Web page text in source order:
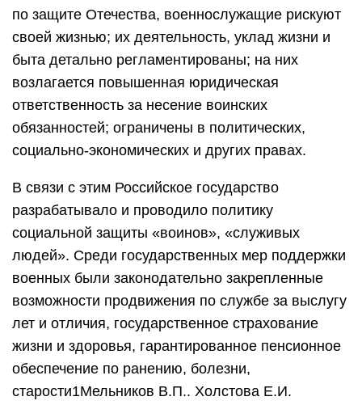
по защите Отечества, военнослужащие рискуют
своей жизнью; их деятельность, уклад жизни и
быта детально регламентированы; на них
возлагается повышенная юридическая
ответственность за несение воинских
обязанностей; ограничены в политических,
социально-экономических и других правах.
В связи с этим Российское государство
разрабатывало и проводило политику
социальной защиты «воинов», «служивых
людей». Среди государственных мер поддержки
военных были законодательно закрепленные
возможности продвижения по службе за выслугу
лет и отличия, государственное страхование
жизни и здоровья, гарантированное пенсионное
обеспечение по ранению, болезни,
старости1Мельников В.П.. Холстова Е.И.